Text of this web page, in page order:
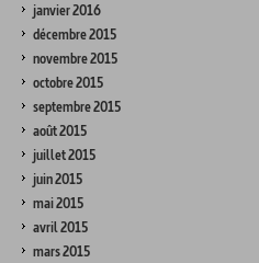
janvier 2016
décembre 2015
novembre 2015
octobre 2015
septembre 2015
août 2015
juillet 2015
juin 2015
mai 2015
avril 2015
mars 2015